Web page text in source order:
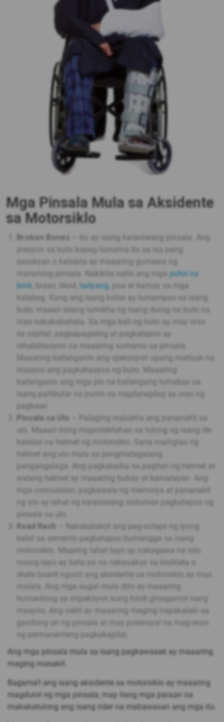
Mga Pinsala Mula sa Aksidente
sa Motorsiklo
Broken Bones
– Ito ay isang karaniwang pinsala. Ang
sasakyan o kalsada ay maaaring gumawa ng
putol na
binti,
tadyang,
kalabog. Kung ang isang kotse ay lumampas sa isang
Maaaring kailanganin ang operasyon upang matiyak na
pagbawi.
Pinsala sa Ulo
kalidad na helmet ng motorsiklo. Sana mailigtas ng
helmet ang ulo mula sa pangmatagalang
pangangalaga. Ang pagkakaiba sa pagitan ng helmet at
walang helmet ay maaaring buhay at kamatayan. Ang
mga concussion, pagkawala ng memorya at pananakit
ng ulo ay lahat ng karaniwang sintomas pagkatapos ng
Road Rash
– Nakakatakot ang pag-scrape ng iyong
balat sa semento pagkatapos bumangga sa isang
motorsiklo. Maaring lahat tayo ay nakagawa na nito
humantong sa impeksyon kung hindi ginagamot nang
ganitong uri ng pinsala at may potensyal na mag-iwan
ng permanenteng pagkakapilat.
Ang mga pinsala mula sa isang pagkawasak ay maaaring
maging masakit.
Bagama't ang isang aksidente sa motorsiklo ay maaaring
magdulot ng mga pinsala, may ilang mga paraan na
makakatulong ang isang rider na mabawasan ang mga ito.